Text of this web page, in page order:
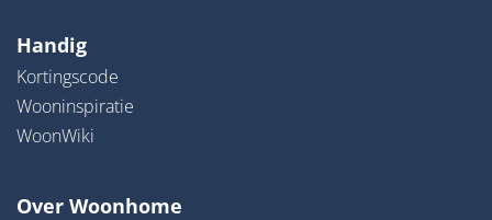
Handig
Kortingscode
Wooninspiratie
WoonWiki
Over Woonhome